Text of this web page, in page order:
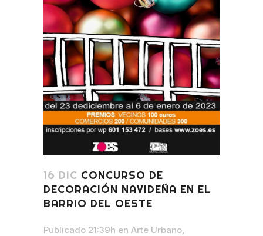
16 DIC CONCURSO DE
DECORACIÓN NAVIDEÑA EN EL
BARRIO DEL OESTE
Publicado 21:39h en Arte Urbano